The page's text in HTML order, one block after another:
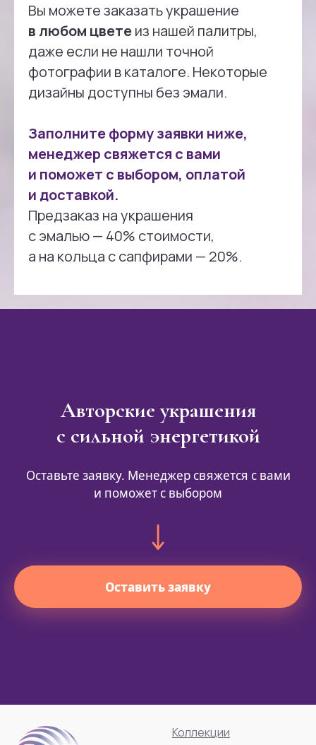
Вы можете заказать украшение
в любом цветеиз нашей палитры,
даже если не нашли точной
фотографии в каталоге. Некоторые
дизайны доступны без эмали.
Заполните форму заявки ниже,
менеджер свяжется с вами
и поможет с выбором, оплатой
и доставкой.
Предзаказ на украшения
с эмалью — 40% стоимости,
а на кольца с сапфирами — 20%.
Авторские украшения
с сильной энергетикой
Оставьте заявку. Менеджер свяжется с вами
и поможет с выбором
Оставить заявку
Коллекции